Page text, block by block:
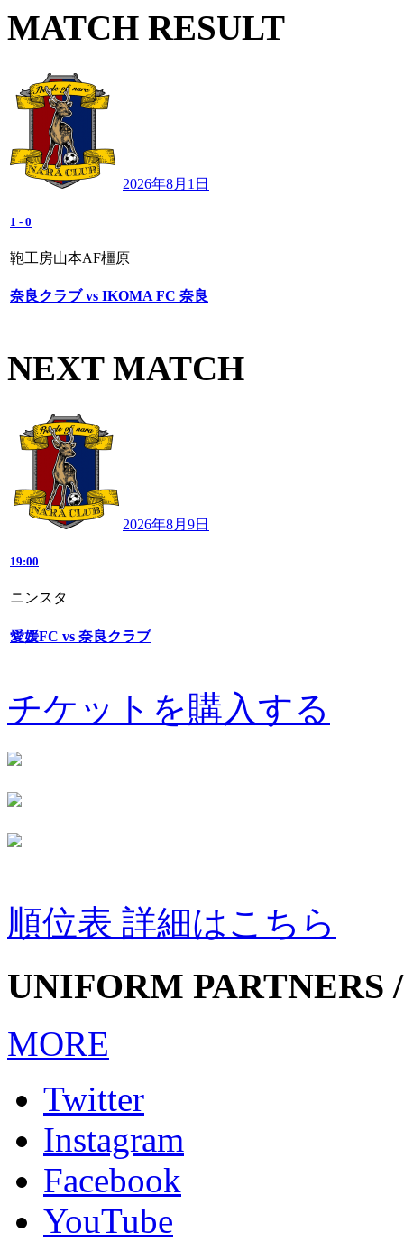
MATCH RESULT
2026年8月1日
1 - 0
鞄工房山本AF橿原
奈良クラブ vs IKOMA FC 奈良
NEXT MATCH
2026年8月9日
19:00
ニンスタ
愛媛FC vs 奈良クラブ
チケットを購入する
順位表 詳細はこちら
UNIFORM PARTNERS
MORE
Twitter
Instagram
Facebook
YouTube